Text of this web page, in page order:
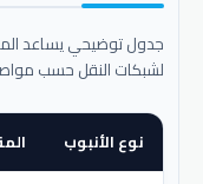
جدول توضيحي يساعد
لشبكات النقل حسب
نوع الأنبوب